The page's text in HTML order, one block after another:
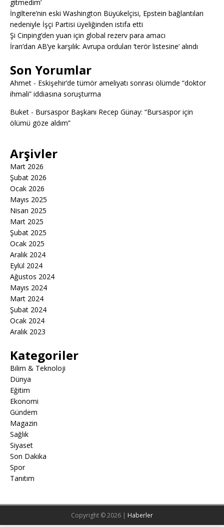
gitmedim’
İngiltere’nin eski Washington Büyükelçisi, Epstein bağlantıları
nedeniyle İşçi Partisi üyeliğinden istifa etti
Şi Cinping’den yuan için global rezerv para amacı
İran’dan AB’ye karşılık: Avrupa orduları ‘terör listesine’ alındı
Son Yorumlar
Ahmet - Eskişehir’de tümör ameliyatı sonrası ölümde “doktor
ihmali” iddiasına soruşturma
Buket - Bursaspor Başkanı Recep Günay: “Bursaspor için
ölümü göze aldım”
Arşivler
Mart 2026
Şubat 2026
Ocak 2026
Mayıs 2025
Nisan 2025
Mart 2025
Şubat 2025
Ocak 2025
Aralık 2024
Eylül 2024
Ağustos 2024
Mayıs 2024
Mart 2024
Şubat 2024
Ocak 2024
Aralık 2023
Kategoriler
Bilim & Teknoloji
Dünya
Eğitim
Ekonomi
Gündem
Magazin
Sağlık
Siyaset
Son Dakika
Spor
Tanıtım
Copyright © 2026 | Haberler